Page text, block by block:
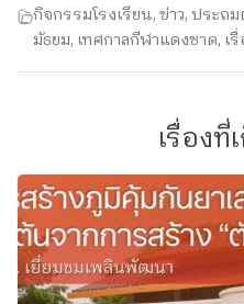
กิจกรรมโรงเรียน,ข่าว, ประถ
มัธยม, เทศกาลกีฬาแดงชาด, เ
เรื่องที่